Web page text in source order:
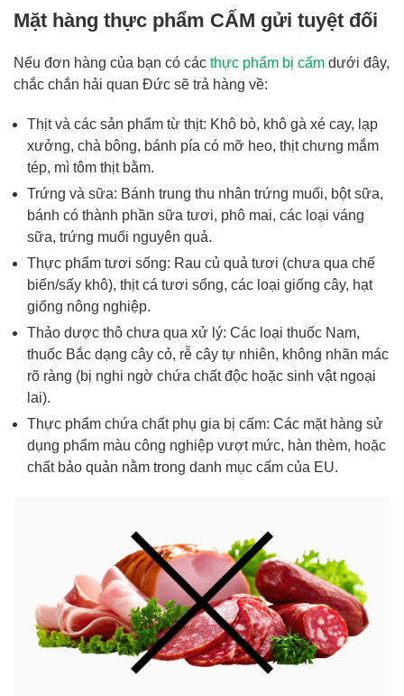
Mặt hàng thực phẩm CẤM gửi tuyệt đối
Nếu đơn hàng của bạn có các thực phẩm bị cấm dưới đây,
chắc chắn hải quan Đức sẽ trả hàng về:
Thịt và các sản phẩm từ thịt: Khô bò, khô gà xé cay, lạp
xưởng, chà bông, bánh pía có mỡ heo, thịt chưng mắm
tép, mì tôm thịt bằm.
Trứng và sữa: Bánh trung thu nhân trứng muối, bột sữa,
bánh có thành phần sữa tươi, phô mai, các loại váng
sữa, trứng muối nguyên quả.
Thực phẩm tươi sống: Rau củ quả tươi (chưa qua chế
biến/sấy khô), thịt cá tươi sống, các loại giống cây, hạt
giống nông nghiệp.
Thảo dược thô chưa qua xử lý: Các loại thuốc Nam,
thuốc Bắc dạng cây cỏ, rễ cây tự nhiên, không nhãn mác
rõ ràng (bị nghi ngờ chứa chất độc hoặc sinh vật ngoại
lai).
Thực phẩm chứa chất phụ gia bị cấm: Các mặt hàng sử
dụng phẩm màu công nghiệp vượt mức, hàn thèm, hoặc
chất bảo quản nằm trong danh mục cấm của EU.